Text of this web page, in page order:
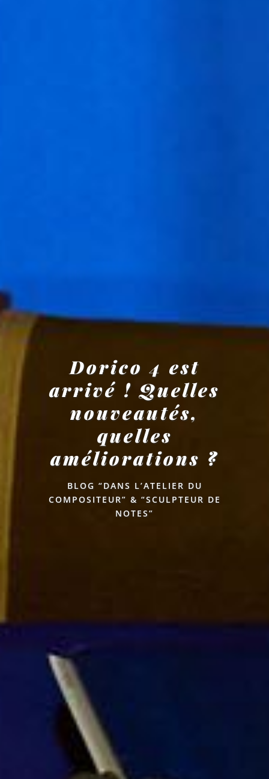
Dorico 4 est
arrivé ! Quelles
nouveautés,
quelles
améliorations ?
BLOG “DANS L’ATELIER DU
COMPOSITEUR” & “SCULPTEUR DE
NOTES”